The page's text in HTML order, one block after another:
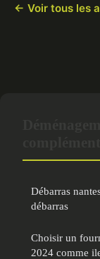
← Voir tous les
Débarras
débarras
Choisir un
2024 comme